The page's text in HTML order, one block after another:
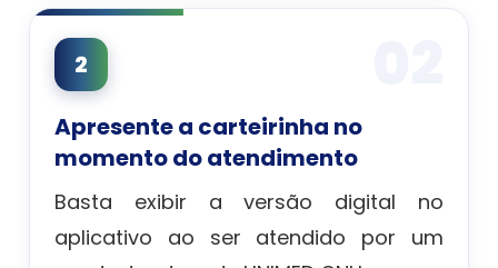
2
Apresente a carteirinha no
momento do atendimento
Basta exibir a versão digital no
aplicativo ao ser atendido por um